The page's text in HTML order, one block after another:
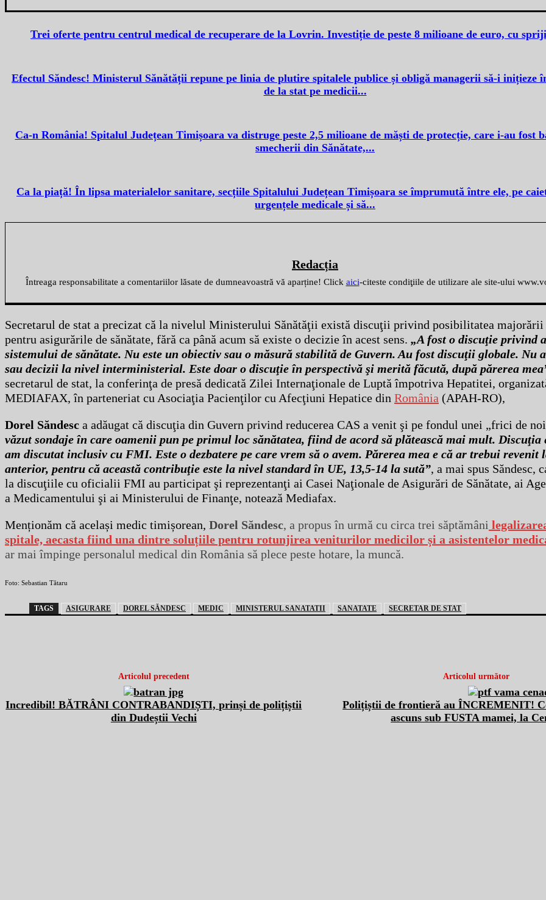
Trei oferte pentru centrul medical de recuperare de la Lovrin. Investiție de peste 8 milioane de euro, cu
Efectul Săndesc! Ministerul Sănătății repune pe linia de plutire spitalele publice și obligă managerii să-i inițieze
de la stat pe medicii...
Ca-n România! Spitalul Județean Timișoara va distruge peste 2,5 milioane de măști de protecție, care i-au fost
smecherii din Sănătate,...
Ca la piață! În lipsa materialelor sanitare, secțiile Spitalului Județean Timișoara se împrumută între ele, pe
urgențele medicale și să...
Redacția
Întreaga responsabilitate a comentariilor lăsate de dumneavoastră vă aparține! Click aici-citeste condiţiile de utilizare ale site-ului
Secretarul de stat a precizat că la nivelul Ministerului Sănătăţii există discuţii privind posibilitatea
pentru asigurările de sănătate, fără ca până acum să existe o decizie în acest sens. „A fost o discuţie privind
sistemului de sănătate. Nu este un obiectiv sau o măsură stabilită de Guvern. Au fost discuţii globale. Nu
sau decizii la nivel interministerial. Este doar o discuţie în perspectivă şi merită făcută, după părerea
secretarul de stat, la conferinţa de presă dedicată Zilei Internaţionale de Luptă împotriva Hepatitei,
MEDIAFAX, în parteneriat cu Asociaţia Pacienţilor cu Afecţiuni Hepatice din România (APAH-RO),
Dorel Săndesc a adăugat că discuţia din Guvern privind reducerea CAS a venit şi pe fondul unei „frici de
văzut sondaje în care oamenii pun pe primul loc sănătatea, fiind de acord să plătească mai mult. Discuţia
am discutat inclusiv cu FMI. Este o dezbatere pe care vrem să o avem. Părerea mea e că ar trebui revenit
anterior, pentru că această contribuţie este la nivel standard în UE, 13,5-14 la sută”, a mai spus Săndesc,
la discuţiile cu oficialii FMI au participat şi reprezentanţi ai Casei Naţionale de Asigurări de Sănătate, ai
a Medicamentului şi ai Ministerului de Finanţe, notează Mediafax.
Menționăm că același medic timișorean, Dorel Săndesc, a propus în urmă cu circa trei săptămâni
spitale, aecasta fiind una dintre soluțiile pentru rotunjirea veniturilor medicilor și a asistentelor
ar mai împinge personalul medical din România să plece peste hotare, la muncă.
Foto: Sebastian Tătaru
TAGS ASIGURARE DOREL SĂNDESC MEDIC MINISTERUL SANATATII SANATATE SECRETAR DE STAT
Articolul precedent
Incredibil! BĂTRÂNI CONTRABANDIȘTI, prinși de polițiștii
din Dudeștii Vechi
Articolul următor
Polițiștii de frontieră au ÎNCREMENIT!
ascuns sub FUSTA mamei, la